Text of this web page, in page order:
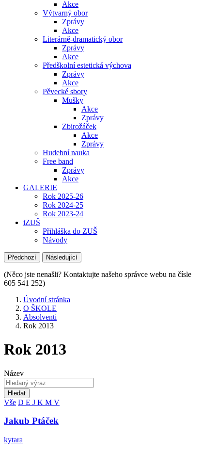
Akce
Výtvarný obor
Zprávy
Akce
Literárně-dramatický obor
Zprávy
Akce
Předškolní estetická výchova
Zprávy
Akce
Pěvecké sbory
Mušky
Akce
Zprávy
Zbirožáček
Akce
Zprávy
Hudební nauka
Free band
Zprávy
Akce
GALERIE
Rok 2025-26
Rok 2024-25
Rok 2023-24
iZUŠ
Přihláška do ZUŠ
Návody
Předchozí Následující
(Něco jste nenašli? Kontaktujte našeho správce webu na čísle
605 541 252)
Úvodní stránka
O ŠKOLE
Absolventi
Rok 2013
Rok 2013
Název
Hledat
Vše D E J K M V
Jakub Ptáček
kytara